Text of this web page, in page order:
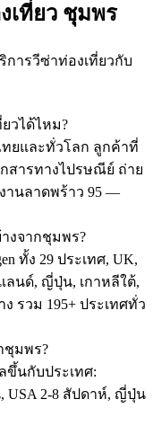
เที่ยว ชุมพร
ารวีซ่าท่องเที่ยวกับ
วได้ไหม?
ทยและทั่วโลก ลูกค้าที่
สารทางไปรษณีย์ ถ่าย
านลาดพร้าว 95 —
งจากชุมพร?
ทั้ง 29 ประเทศ, UK,
ลนด์, ญี่ปุ่น, เกาหลีใต้,
รวม 195+ ประเทศทั่ว
ชุมพร?
ขึ้นกับประเทศ:
, USA 2-8 สัปดาห์, ญี่ปุ่น